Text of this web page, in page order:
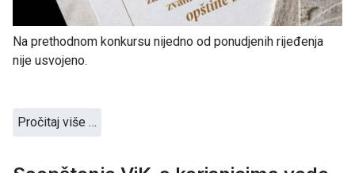
Na prethodnom konkursu nijedno od ponudjenih rijeđenja
nije usvojeno.
Pročitaj više …